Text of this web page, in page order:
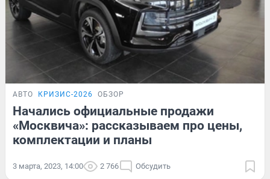
АВТО КРИЗИС-2026 ОБЗОР
Начались официальные продажи
«Москвича»: рассказываем про цены,
комплектации и планы
3 марта, 2023, 14:00 2 766 Обсудить